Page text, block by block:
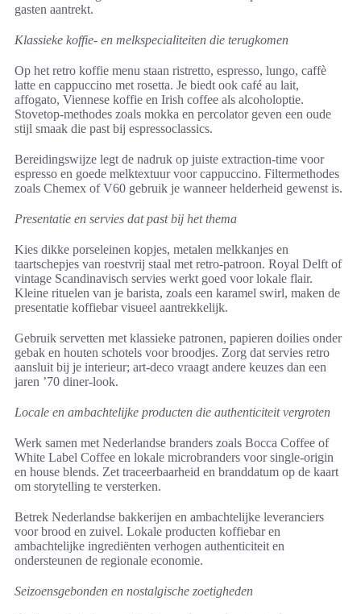
gasten aantrekt.
Klassieke koffie- en melkspecialiteiten die terugkomen
Op het retro koffie menu staan ristretto, espresso, lungo, caffè
latte en cappuccino met rosetta. Je biedt ook café au lait,
affogato, Viennese koffie en Irish coffee als alcoholoptie.
Stovetop-methodes zoals mokka en percolator geven een oude
stijl smaak die past bij espressoclassics.
Bereidingswijze legt de nadruk op juiste extraction-time voor
espresso en goede melktextuur voor cappuccino. Filtermethodes
zoals Chemex of V60 gebruik je wanneer helderheid gewenst is.
Presentatie en servies dat past bij het thema
Kies dikke porseleinen kopjes, metalen melkkanjes en
taartschepjes van roestvrij staal met retro-patroon. Royal Delft of
vintage Scandinavisch servies werkt goed voor lokale flair.
Kleine rituelen van je barista, zoals een karamel swirl, maken de
presentatie koffiebar visueel aantrekkelijk.
Gebruik servetten met klassieke patronen, papieren doilies onder
gebak en houten schotels voor broodjes. Zorg dat servies retro
aansluit bij je interieur; art-deco vraagt andere keuzes dan een
jaren ’70 diner-look.
Locale en ambachtelijke producten die authenticiteit vergroten
Werk samen met Nederlandse branders zoals Bocca Coffee of
White Label Coffee en lokale microbranders voor single-origin
en house blends. Zet traceerbaarheid en branddatum op de kaart
om storytelling te versterken.
Betrek Nederlandse bakkerijen en ambachtelijke leveranciers
voor brood en zuivel. Lokale producten koffiebar en
ambachtelijke ingrediënten verhogen authenticiteit en
ondersteunen de regionale economie.
Seizoensgebonden en nostalgische zoetigheden